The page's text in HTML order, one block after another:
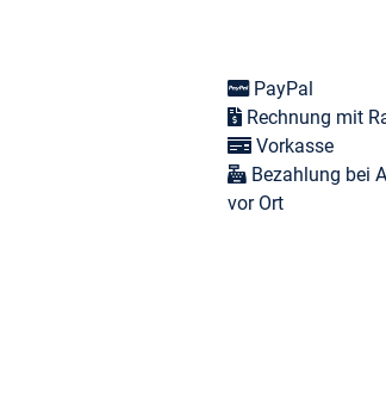
PayPal
Rechnung mit
Vorkasse
Bezahlung bei
vor Ort